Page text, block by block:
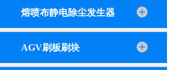
熔喷布静电除尘发生器
AGV刷板刷块